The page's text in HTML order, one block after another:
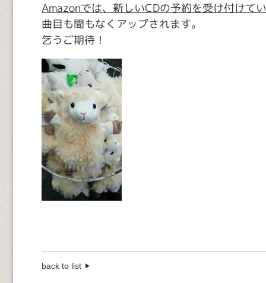
Amazonでは、新しいCDの予約を受け付けて
曲目も間もなくアップされます。
乞うご期待！
back to list